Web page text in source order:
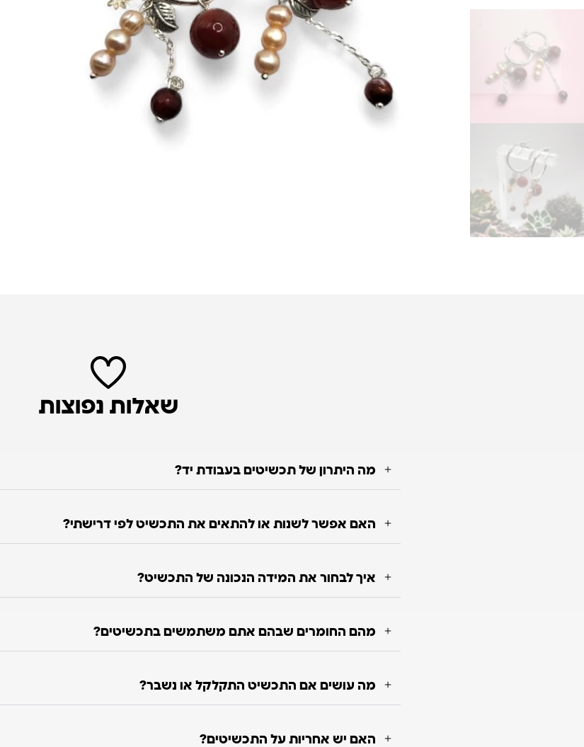
שאלות נפוצות
מה היתרון של תכשיטים בעבודת יד?
האם אפשר לשנות או להתאים את התכשיט לפי דרישתי?
איך לבחור את המידה הנכונה של התכשיט?
מהם החומרים שבהם אתם משתמשים בתכשיטים?
מה עושים אם התכשיט התקלקל או נשבר?
האם יש אחריות על התכשיטים?